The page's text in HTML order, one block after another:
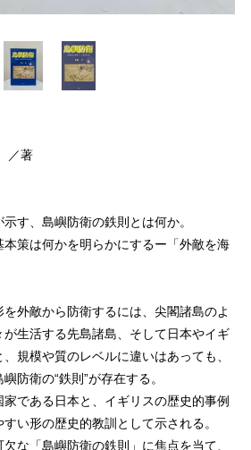
／著
す、島嶼防衛の鉄則とは何か。
策は何かを明らかにするー「外敵を海
外敵から防衛するには、尖閣諸島のよ
が生活する先島諸島、そして日本やイギ
規模や質のレベルに違いはあっても、
防衛の“鉄則”が存在する。
である日本と、イギリスの歴史的事例
い形の歴史的教訓として示される。
な「島嶼防衛の鉄則」に焦点を当て、